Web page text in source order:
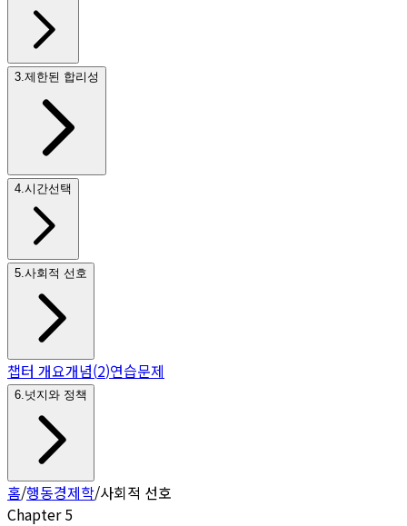
3 제한된 합리성
4 시간선택
5 사회적 선호
챕터 개요개념(2)연습문제
6 넛지와 정책
홈/행동경제학/사회적 선호
Chapter5